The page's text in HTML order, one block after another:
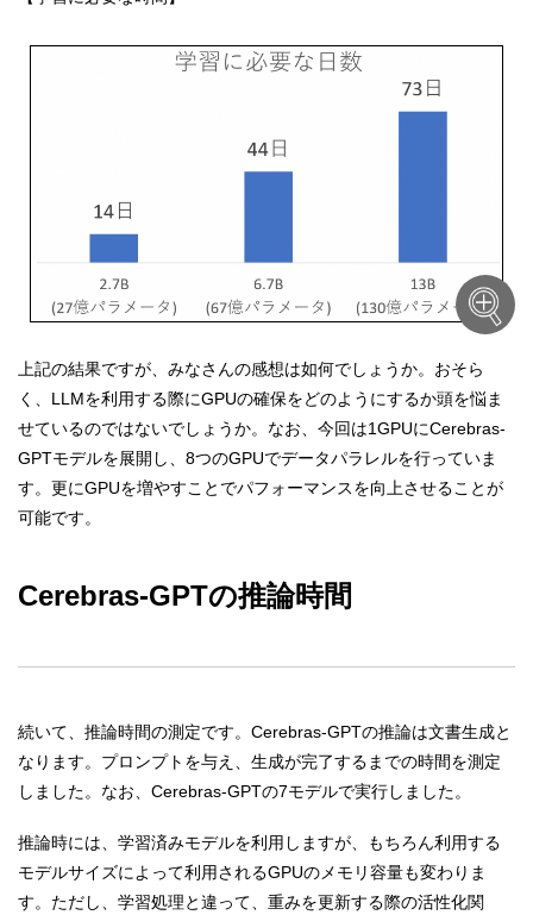
上記の結果ですが、みなさんの感想は如何でしょうか。おそら
く、LLMを利用する際にGPUの確保をどのようにするか頭を悩ま
せているのではないでしょうか。なお、今回は1GPUにCerebras-
GPTモデルを展開し、8つのGPUでデータパラレルを行っていま
す。更にGPUを増やすことでパフォーマンスを向上させることが
可能です。
Cerebras-GPTの推論時間
続いて、推論時間の測定です。Cerebras-GPTの推論は文書生成と
なります。プロンプトを与え、生成が完了するまでの時間を測定
しました。なお、Cerebras-GPTの7モデルで実行しました。
推論時には、学習済みモデルを利用しますが、もちろん利用する
モデルサイズによって利用されるGPUのメモリ容量も変わりま
す。ただし、学習処理と違って、重みを更新する際の活性化関